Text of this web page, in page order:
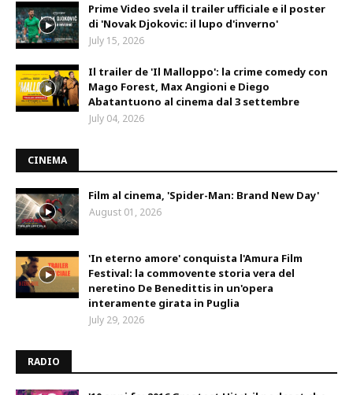
Prime Video svela il trailer ufficiale e il poster
di 'Novak Djokovic: il lupo d'inverno'
July 15, 2026
Il trailer de 'Il Malloppo': la crime comedy con
Mago Forest, Max Angioni e Diego
Abatantuono al cinema dal 3 settembre
July 04, 2026
CINEMA
Film al cinema, 'Spider-Man: Brand New Day'
August 01, 2026
'In eterno amore' conquista l'Amura Film
Festival: la commovente storia vera del
neretino De Benedittis in un'opera
interamente girata in Puglia
July 29, 2026
RADIO